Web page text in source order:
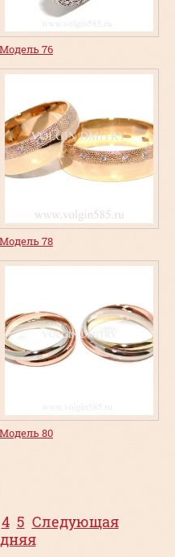
Модель 76
Модель 78
Модель 80
4 5 Следующая